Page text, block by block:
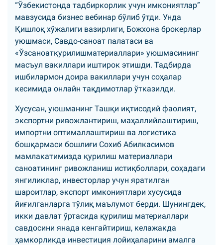
“Ўзбекистонда тадбиркорлик учун имкониятлар”
мавзусида бизнес вебинар бўлиб ўтди. Унда
Қишлоқ хўжалиги вазирлиги, Божхона брокерлар
уюшмаси, Савдо-саноат палатаси ва
«Ўзсаноатқурилишматериаллари» уюшмасининг
масъул вакиллари иштирок этишди. Тадбирда
ишбилармон доира вакиллари учун соҳалар
кесимида онлайн тақдимотлар ўтказилди.
Хусусан, уюшманинг Ташқи иқтисодий фаолият,
экспортни ривожлантириш, маҳаллийлаштириш,
импортни оптималлаштириш ва логистика
бошқармаси бошлиғи Сохиб Абилкасимов
мамлакатимизда қурилиш материаллари
саноатининг ривожланиш истиқболлари, соҳадаги
янгиликлар, инвесторлар учун яратилган
шароитлар, экспорт имкониятлари хусусида
йиғилганларга тўлиқ маълумот берди. Шунингдек,
икки давлат ўртасида қурилиш материаллари
савдосини янада кенгайтириш, келажакда
ҳамкорликда инвестиция лойиҳаларини амалга